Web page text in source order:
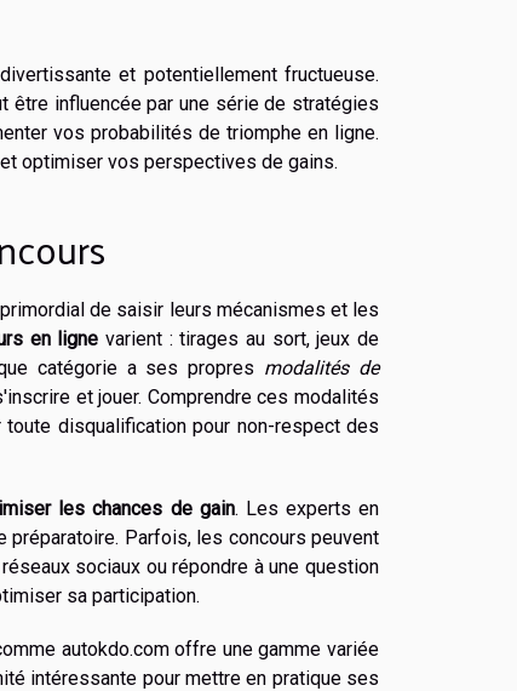
et potentiellement fructueuse.
être influencée par une série de stratégies
vos probabilités de triomphe en ligne.
optimiser vos perspectives de gains.
de saisir leurs mécanismes et les
en ligne varient : tirages au sort, jeux de
catégorie a ses propres modalités de
et jouer. Comprendre ces modalités
disqualification pour non-respect des
les chances de gain. Les experts en
Parfois, les concours peuvent
sociaux ou répondre à une question
sa participation.
autokdo.com offre une gamme variée
intéressante pour mettre en pratique ses